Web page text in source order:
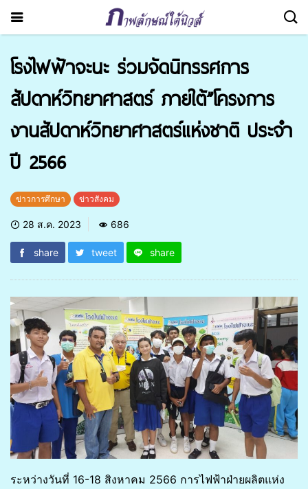
โรงไฟฟ้าจะนะ ร่วมจัดนิทรรศการ
สัปดาห์วิทยาศาสตร์ ภายใต้”โครงการ
งานสัปดาห์วิทยาศาสตร์แห่งชาติ ประจำ
ปี 2566
ข่าวการศึกษา ข่าวสังคม
28 ส.ค. 2023 686
share tweet share
ระหว่างวันที่ 16-18 สิงหาคม 2566 การไฟฟ้าฝ่ายผลิตแห่ง